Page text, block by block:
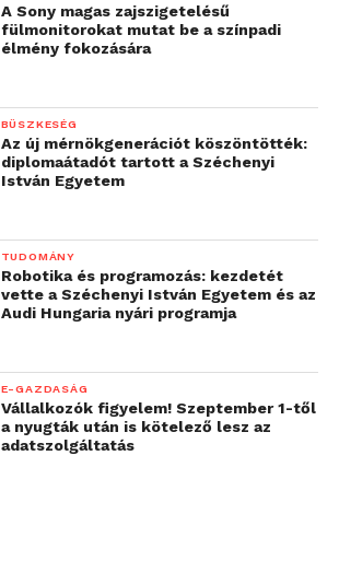
A Sony magas zajszigetelésű
fülmonitorokat mutat be a színpadi
élmény fokozására
BÜSZKESÉG
Az új mérnökgenerációt köszöntötték:
diplomaátadót tartott a Széchenyi
István Egyetem
TUDOMÁNY
Robotika és programozás: kezdetét
vette a Széchenyi István Egyetem és az
Audi Hungaria nyári programja
E-GAZDASÁG
Vállalkozók figyelem! Szeptember 1-től
a nyugták után is kötelező lesz az
adatszolgáltatás